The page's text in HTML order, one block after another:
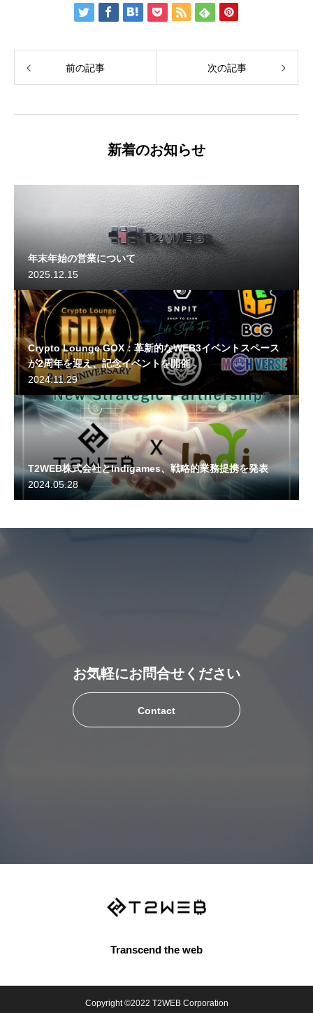
前の記事 次の記事
新着のお知らせ
年末年始の営業について
2025.12.15
Crypto Lounge GOX：革新的なWEB3イベントスペース
が2周年を迎え、記念イベントを開催
2024.11.29
T2WEB株式会社とIndigames、戦略的業務提携を発表
2024.05.28
お気軽にお問合せください
Contact
Transcend the web
Copyright ©2022 T2WEB Corporation